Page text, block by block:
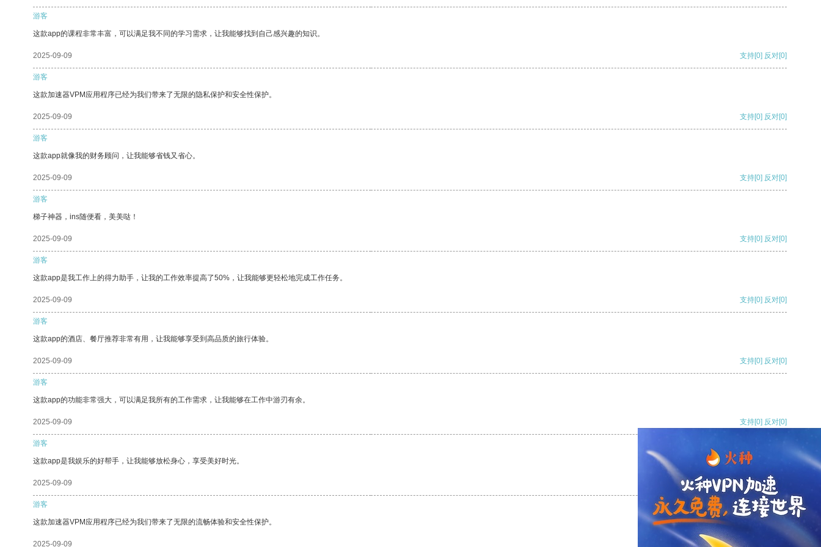
游客
这款app的课程非常丰富，可以满足我不同的学习需求，让我能够找到自己感兴趣的知识。
2025-09-09 支持[0] 反对[0]
游客
这款加速器VPM应用程序已经为我们带来了无限的隐私保护和安全性保护。
2025-09-09 支持[0] 反对[0]
游客
这款app就像我的财务顾问，让我能够省钱又省心。
2025-09-09 支持[0] 反对[0]
游客
梯子神器，ins随便看，美美哒！
2025-09-09 支持[0] 反对[0]
游客
这款app是我工作上的得力助手，让我的工作效率提高了50%，让我能够更轻松地完成工作任务。
2025-09-09 支持[0] 反对[0]
游客
这款app的酒店、餐厅推荐非常有用，让我能够享受到高品质的旅行体验。
2025-09-09 支持[0] 反对[0]
游客
这款app的功能非常强大，可以满足我所有的工作需求，让我能够在工作中游刃有余。
2025-09-09 支持[0] 反对[0]
游客
这款app是我娱乐的好帮手，让我能够放松身心，享受美好时光。
2025-09-09 支持[0] 反对
游客
这款加速器VPM应用程序已经为我们带来了无限的流畅体验和安全性保护。
2025-09-09 支持